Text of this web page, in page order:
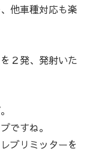
他車種対応も楽
２発、発射いた
ですね。
ブリミッターを